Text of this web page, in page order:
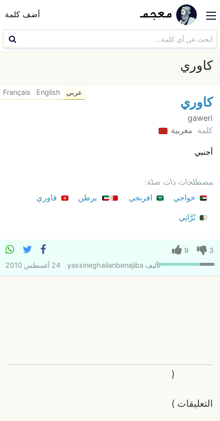
أضف كلمة
كاوري
كاوري
gaweri
كلمة مغربية
أجنبي
عربي English
Français
مصطلحات ذات صلة:
خواجي
افرنجي يرطن
قاوري
بْرَّانِي
3
9
تأليف yassineghailanbenajiba 24 أغسطس 2010
التعليقات
(
)